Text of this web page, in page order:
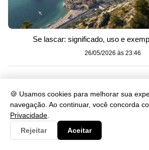
🍪 Usamos cookies para melhorar sua
navegação. Ao continuar, você concorda
Privacidade
Rejeitar
Aceitar
Se lascar: significado, uso e
26/05/2026 às 23:46
Artes
Biologia